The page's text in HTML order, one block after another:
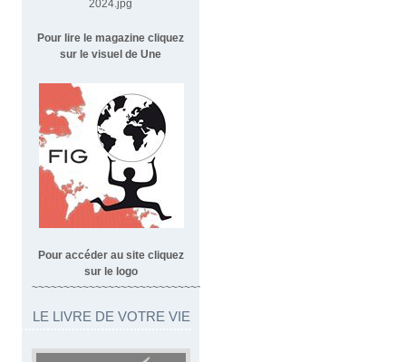
Pour lire le magazine cliquez
sur le visuel de Une
Pour accéder au site cliquez
sur le logo
~~~~~~~~~~~~~~~~~~~~~~~~~~~~~~~~~
LE LIVRE DE VOTRE VIE